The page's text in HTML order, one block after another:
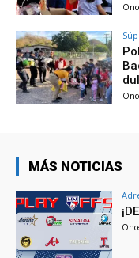
MÁS NOTICIAS